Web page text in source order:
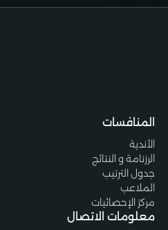
المنافسات
الأندية
الرزنامة و النتائج
جدول الترتيب
الملاعب
مركز الإحصائيات
معلومات الاتصال